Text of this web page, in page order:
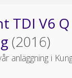
TDI V6
(2016)
anläggning i